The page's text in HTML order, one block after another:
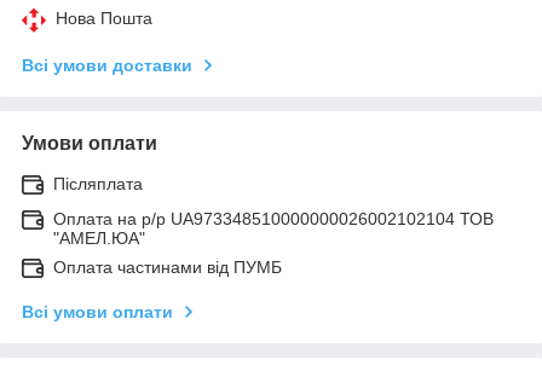
Нова Пошта
Всі умови доставки
Умови оплати
Післяплата
Оплата на р/р UA973348510000000026002102104 ТОВ
"АМЕЛ.ЮА"
Оплата частинами від ПУМБ
Всі умови оплати